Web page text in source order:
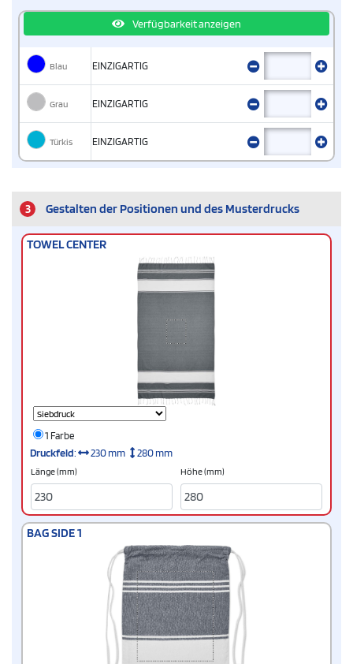
Verfügbarkeit anzeigen
Blau EINZIGARTIG
Grau EINZIGARTIG
Türkis EINZIGARTIG
3 Gestalten der Positionen und des Musterdrucks
TOWEL CENTER
1 Farbe
Druckfeld: 230 mm 280 mm
Länge (mm) Höhe (mm)
BAG SIDE 1